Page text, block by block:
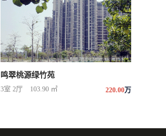
鸣翠桃源绿竹苑
3室 2厅 103.90 ㎡ 220.00万